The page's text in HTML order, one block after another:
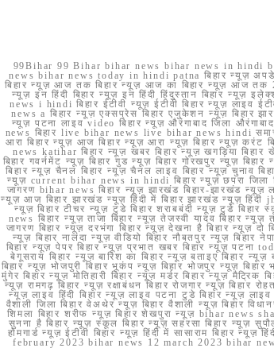
99Bihar 99 Bihar bihar news bihar news in hindi
news bihar news today in hindi patna बिहार न्यूज़
बिहार न्यूज़ आज तक बिहार न्यूज़ आज का बिहार न्यूज़ आज तक
न्यूज़ इन हिंदी बिहार न्यूज़ इन हिंदी हिंदुस्तान बिहार न्यूज़
news i hindi बिहार ईटीवी न्यूज़ ईटीवी बिहार न्यूज़ लाइव
news a बिहार न्यूज़ एक्सप्रेस बिहार एजुकेशन न्यूज़ बिहार
न्यूज़ पटना लाइव video बिहार न्यूज़ औरंगाबाद जिला
news बिहार live bihar news live bihar news hindi
आरा बिहार न्यूज़ आज बिहार न्यूज़ आरा न्यूज़ बिहार न्यूज़ करंट
news katihar बिहार न्यूज़ खबर बिहार न्यूज़ खगड़िया बिहार
बिहार गवर्नमेंट न्यूज़ बिहार गुड न्यूज़ बिहार गोरखपुर न्यूज़
बिहार न्यूज़ चैनल बिहार न्यूज़ चैनल लाइव बिहार न्यूज़ चुनाव
न्यूज़ current bihar news in hindi बिहार न्यूज़ छपरा जिला
जागरण bihar news बिहार न्यूज़ झारखंड बिहार-झारखंड
न्यूज़ आज बिहार झारखंड न्यूज़ हिंदी में बिहार झारखंड न्यूज़ हिंदी
न्यूज़ बिहार टीचर न्यूज़ टुडे बिहार शराबबंदी न्यूज़ टुडे
news बिहार न्यूज़ ताजा बिहार न्यूज़ तेजस्वी यादव बिहार
जागरण बिहार न्यूज़ दरभंगा बिहार न्यूज़ देखना है बिहार न्यूज़ दो
न्यूज़ बिहार नालंदा न्यूज़ वीडियो बिहार नौबतपुर न्यूज़
बिहार न्यूज़ पेपर बिहार न्यूज़ प्रभात खबर बिहार न्यूज़
बेगूसराय बिहार न्यूज़ बारिश का बिहार न्यूज़ बताइए बिहार
बिहार न्यूज़ भोजपुरी बिहार भूकंप न्यूज़ बिहार भोजपुर न्यूज़
मुंगेर बिहार न्यूज़ मोतिहारी बिहार न्यूज़ मर्डर बिहार न्यूज़
न्यूज़ रामगढ़ बिहार न्यूज़ रक्षाबंधन बिहार रोजगार न्यूज़ बिहार
न्यूज़ लाइव हिंदी बिहार न्यूज़ लाइव पटना टुडे बिहार न्यूज़
वैशाली जिला बिहार वेअथेर न्यूज़ बिहार वैशाली न्यूज़ बिहार
शिमला बिहार शरीफ न्यूज़ बिहार शेखपुरा न्यूज़ bihar news
सुनना है बिहार न्यूज़ स्कूल बिहार न्यूज़ सहरसा बिहार न्यूज़ सुपौल
होमगार्ड न्यूज़ ईटीवी बिहार न्यूज़ हिंदी में सासाराम बिहार
february 2023 bihar news 12 march 2023 bihar